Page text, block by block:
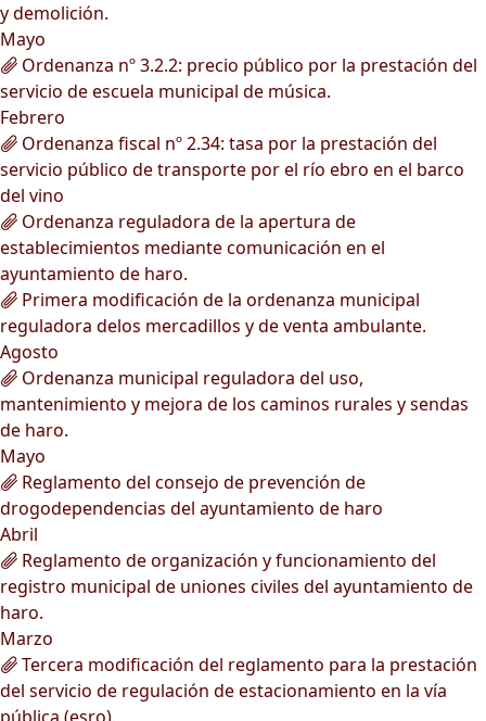
y demolición.
Mayo
Ordenanza nº 3.2.2: precio público por la prestación del
servicio de escuela municipal de música.
Febrero
Ordenanza fiscal nº 2.34: tasa por la prestación del
servicio público de transporte por el río ebro en el barco
del vino
Ordenanza reguladora de la apertura de
establecimientos mediante comunicación en el
ayuntamiento de haro.
Primera modificación de la ordenanza municipal
reguladora delos mercadillos y de venta ambulante.
Agosto
Ordenanza municipal reguladora del uso,
mantenimiento y mejora de los caminos rurales y sendas
de haro.
Mayo
Reglamento del consejo de prevención de
drogodependencias del ayuntamiento de haro
Abril
Reglamento de organización y funcionamiento del
registro municipal de uniones civiles del ayuntamiento de
haro.
Marzo
Tercera modificación del reglamento para la prestación
del servicio de regulación de estacionamiento en la vía